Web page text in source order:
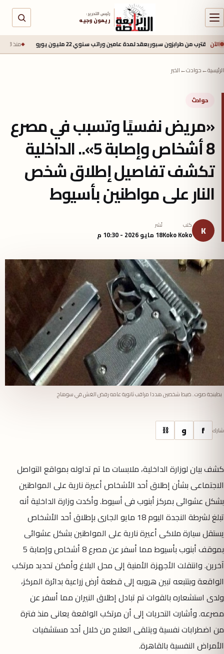
رئيس التحرير :
ريمون وجيه
الآن
طرابزون سبور بعقد لمدة عامين وراتب سنوي 22 مليون يورو منذ 13 ساعة
الرئيسية←حوادث←الخبر
حوادث
«مريض نفسيًا وتسبب في مصرع
8 أشخاص وإصابة 5».. الداخلية
تكشف تفاصيل إطلاق شخص
النار على مواطنين بأسيوط
K كتب
Koko Koko
نُشر
18 مايو 2026 - 10:30 م
بطبنجة صوت..ضبط شخصين هددا مراقب ثانوية عامه رفض الغش في سوهاج
شارك f و ⛓
‏كشف بيان لوزارة الداخلية، ملابسات ما تم تداوله بمواقع التواصل
الاجتماعى بشأن إطلاق أحد الأشخاص أعيرة نارية على المواطنين
بشكل عشوائى بمركز أبنوب فى أسيوط. وأكدت وزارة الداخلية أنه
تبلغ لشرطة النجدة اليوم 18 مايو الجارى بإطلاق أحد الأشخاص
يستقل سيارة ملاكى أعيرة نارية على المواطنين بشكل عشوائى
بموقف أبنوب بأسيوط مما أسفر عن مصرع 8 أشخاص وإصابة 5
آخرين. وانتقلت الأجهزة الأمنية إلى محل البلاغ وأمكن تحديد مرتكب
الواقعة وبتتبعه تبين هروبه إلى قطعة أرض زراعية بدائرة المركز،
ولدى استشعاره بالقوات تم تبادل إطلاق النيران مما أسفر عن
مصرعه. ‏وأشارت التحريات إلى أن مرتكب الواقعة يعانى منذ فترة
من اضطرابات نفسية ويتلقى العلاج من خلال أحد مستشفيات
الأمراض النفسية بالقاهرة.